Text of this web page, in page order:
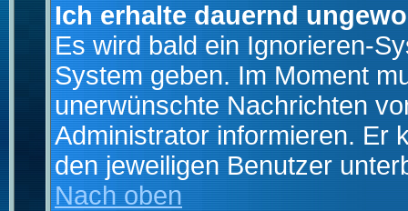
Ich erhalte dauernd
Es wird bald ein Ignorieren-
System geben. Im Moment
unerwünschte Nachrichten
Administrator informieren. Er
den jeweiligen Benutzer
Nach oben